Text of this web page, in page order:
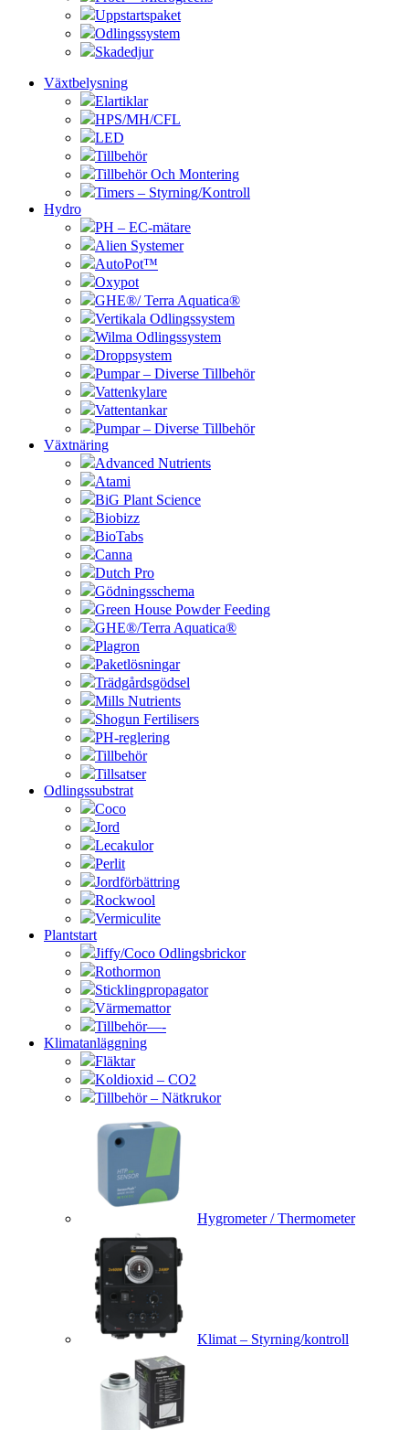
Uppstartspaket
Odlingssystem
Skadedjur
Växtbelysning
Elartiklar
HPS/MH/CFL
LED
Tillbehör
Tillbehör Och Montering
Timers – Styrning/Kontroll
Hydro
PH – EC-mätare
Alien Systemer
AutoPot™
Oxypot
GHE®/ Terra Aquatica®
Vertikala Odlingssystem
Wilma Odlingssystem
Droppsystem
Pumpar – Diverse Tillbehör
Vattenkylare
Vattentankar
Pumpar – Diverse Tillbehör
Växtnäring
Advanced Nutrients
Atami
BiG Plant Science
Biobizz
BioTabs
Canna
Dutch Pro
Gödningsschema
Green House Powder Feeding
GHE®/Terra Aquatica®
Plagron
Paketlösningar
Trädgårdsgödsel
Mills Nutrients
Shogun Fertilisers
PH-reglering
Tillbehör
Tillsatser
Odlingssubstrat
Coco
Jord
Lecakulor
Perlit
Jordförbättring
Rockwool
Vermiculite
Plantstart
Jiffy/Coco Odlingsbrickor
Rothormon
Sticklingpropagator
Värmemattor
Tillbehör—-
Klimatanläggning
Fläktar
Koldioxid – CO2
Tillbehör – Nätkrukor
Hygrometer / Thermometer
Klimat – Styrning/kontroll